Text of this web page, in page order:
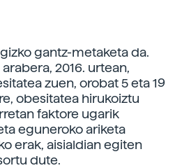
gantz-metaketa da.
2016. urtean,
zuen, orobat 5 eta 19
obesitatea hirukoiztu
faktore ugarik
eguneroko ariketa
erak, aisialdian egiten
dute.